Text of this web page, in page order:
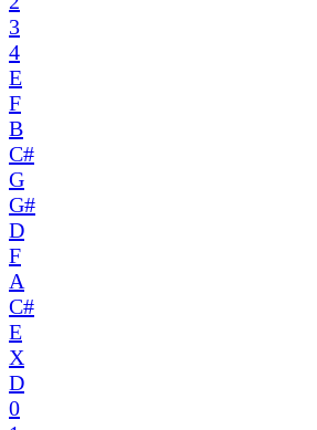
3
4
E
F
B
C#
G
G#
D
F
A
C#
E
X
D
0